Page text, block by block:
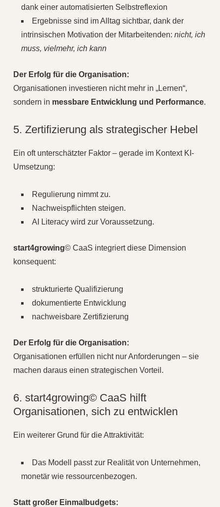
dank einer automatisierten Selbstreflexion
Ergebnisse sind im Alltag sichtbar, dank der
intrinsischen Motivation der Mitarbeitenden: nicht, ich
muss, vielmehr, ich kann
Der Erfolg für die Organisation:
Organisationen investieren nicht mehr in „Lernen“,
sondern in messbare Entwicklung und Performance.
5. Zertifizierung als strategischer Hebel
Ein oft unterschätzter Faktor – gerade im Kontext KI-
Umsetzung:
Regulierung nimmt zu.
Nachweispflichten steigen.
AI Literacy wird zur Voraussetzung.
start4growing© CaaS integriert diese Dimension
konsequent:
strukturierte Qualifizierung
dokumentierte Entwicklung
nachweisbare Zertifizierung
Der Erfolg für die Organisation:
Organisationen erfüllen nicht nur Anforderungen – sie
machen daraus einen strategischen Vorteil.
6. start4growing© CaaS hilft
Organisationen, sich zu entwicklen
Ein weiterer Grund für die Attraktivität:
Das Modell passt zur Realität von Unternehmen,
monetär wie ressourcenbezogen.
Statt großer Einmalbudgets: